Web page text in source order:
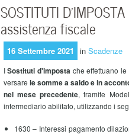
SOSTITUTI
assistenza fiscale
16 Settembre 2021 in Scadenze
ISostituti d'imposta che effettuano le
versare le somme a saldo e in
nel mese precedente, tramite
intermediario abilitato, utilizzando i
1630 – Interessi pagamento